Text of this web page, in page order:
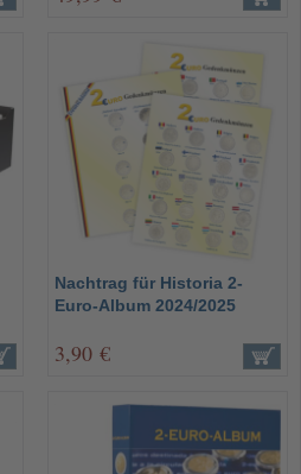
Nachtrag für Historia 2-
Euro-Album 2024/2025
3,90 €